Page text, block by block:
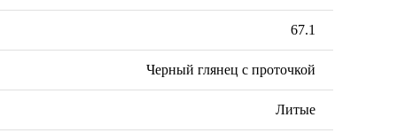
67.1
Черный глянец с проточкой
Литые